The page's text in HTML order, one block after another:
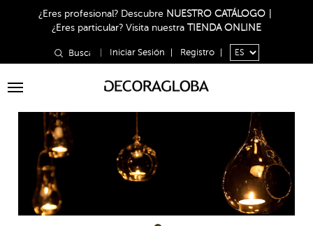
¿Eres profesional? Descubre NUESTRO CATÁLOGO
¿Eres particular? Visita nuestra TIENDA ONLINE
Iniciar Sesión Registro
Toggle